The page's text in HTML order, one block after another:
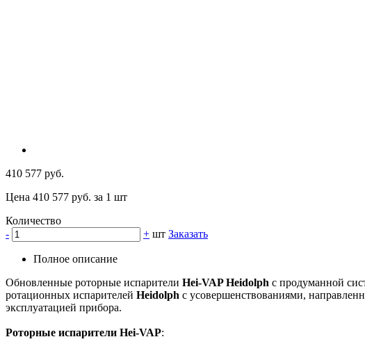
410 577 руб.
Цена 410 577 руб. за 1 шт
Количество
-
+ шт Заказать
Полное описание
Обновленные роторные испарители Hei-VAP Heidolph с продуманной
ротационных испарителей Heidolph с усовершенствованиями,
эксплуатацией прибора.
Роторные испарители Hei-VAP: